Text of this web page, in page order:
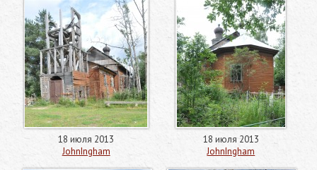
18 июля 2013
JohnIngham
18 июля 2013
JohnIngham